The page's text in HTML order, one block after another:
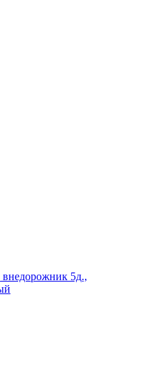
внедорожник 5д.,